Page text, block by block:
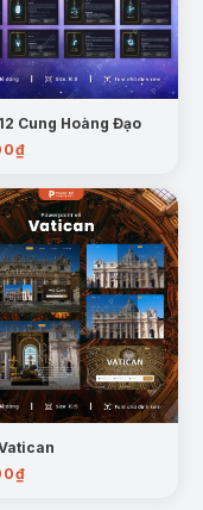
Cung Hoàng Đạo
₫
₫